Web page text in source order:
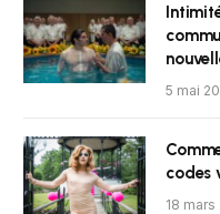
5 mai
codes
18 mars